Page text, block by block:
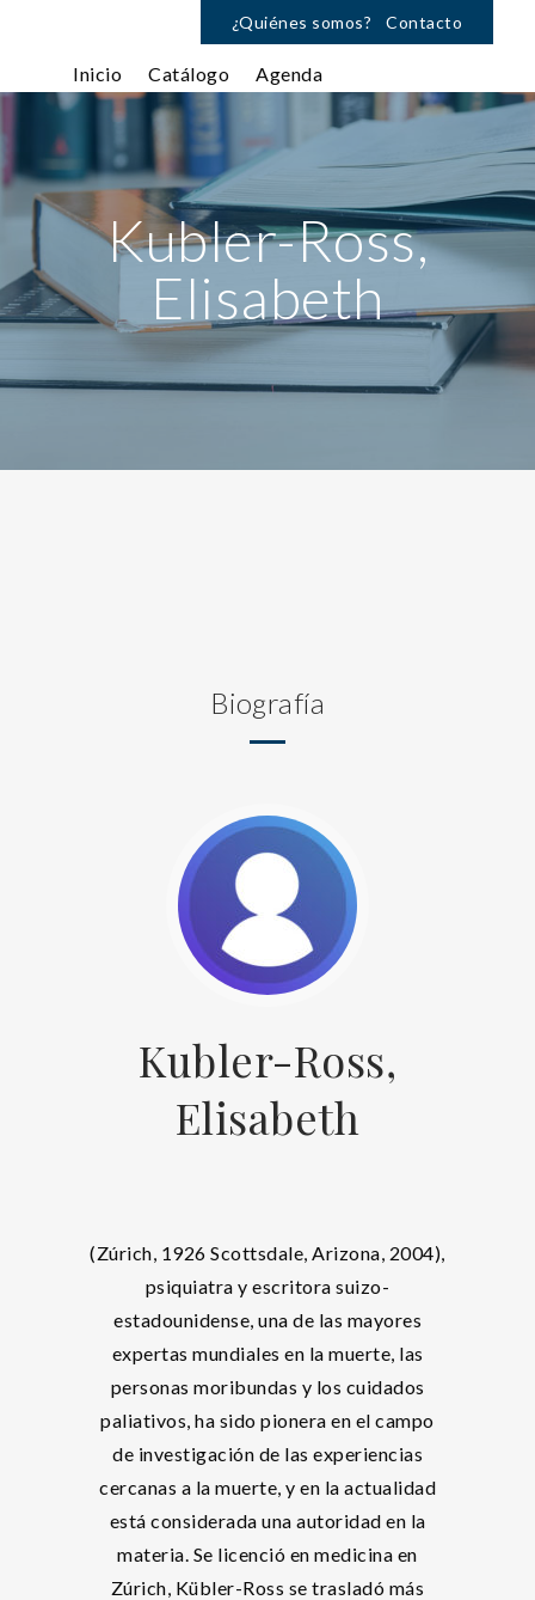
¿Quiénes somos? Contacto
Inicio Catálogo Agenda
Kubler-Ross,
Elisabeth
Biografía
Kubler-Ross,
Elisabeth
(Zúrich, 1926 Scottsdale, Arizona, 2004),
psiquiatra y escritora suizo-
estadounidense, una de las mayores
expertas mundiales en la muerte, las
personas moribundas y los cuidados
paliativos, ha sido pionera en el campo
de investigación de las experiencias
cercanas a la muerte, y en la actualidad
está considerada una autoridad en la
materia. Se licenció en medicina en
Zúrich, Kübler-Ross se trasladó más